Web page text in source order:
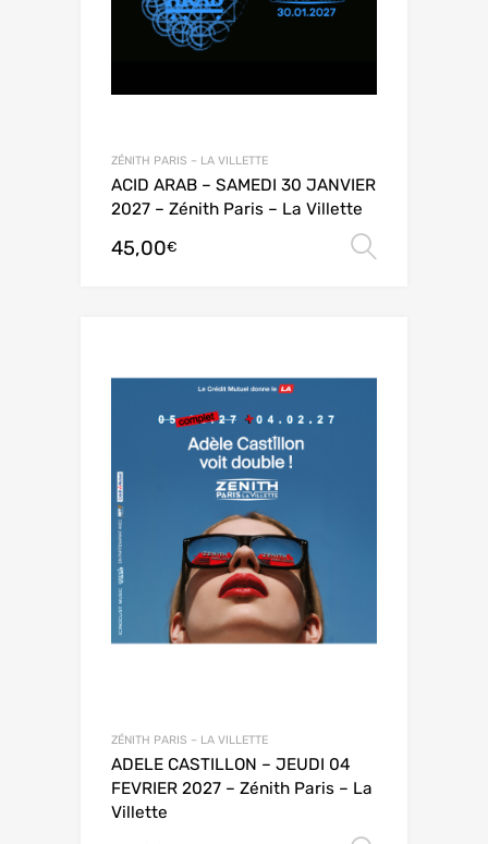
ZÉNITH PARIS – LA VILLETTE
ACID ARAB – SAMEDI 30 JANVIER
2027 – Zénith Paris – La Villette
45,00€
ZÉNITH PARIS – LA VILLETTE
ADELE CASTILLON – JEUDI 04
FEVRIER 2027 – Zénith Paris – La
Villette